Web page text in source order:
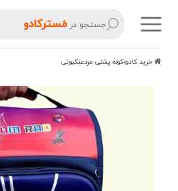
جستجو درمَسترکادو
کوله پشتی مردعنکبوتی